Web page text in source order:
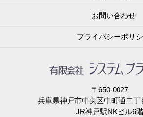
お問い合わせ
プライバシーポリ
〒650-0027
兵庫県神戸市中央区中町通二
JR神戸駅NKビル6階